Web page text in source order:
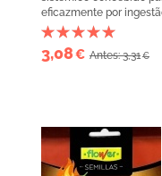
eficazmente por
3,08€ Antes: 3,31€